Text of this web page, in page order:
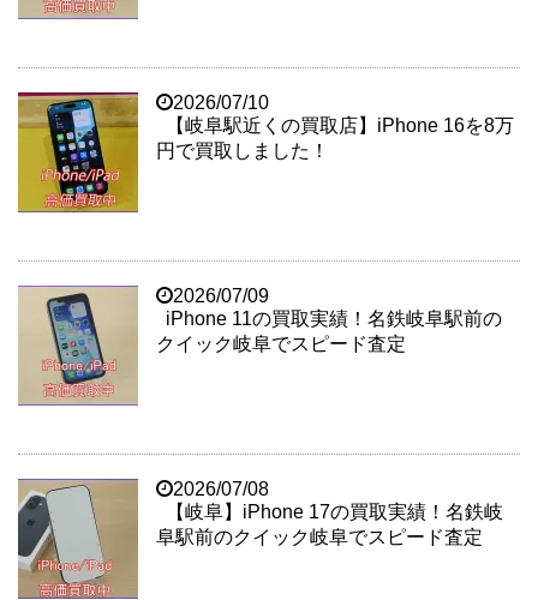
2026/07/10
【岐阜駅近くの買取店】iPhone 16を8万
円で買取しました！
2026/07/09
iPhone 11の買取実績！名鉄岐阜駅前の
クイック岐阜でスピード査定
2026/07/08
【岐阜】iPhone 17の買取実績！名鉄岐
阜駅前のクイック岐阜でスピード査定